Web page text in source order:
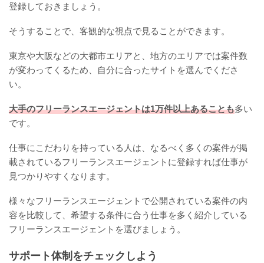
登録しておきましょう。
そうすることで、客観的な視点で見ることができます。
東京や大阪などの大都市エリアと、地方のエリアでは案件数
が変わってくるため、自分に合ったサイトを選んでくださ
い。
大手のフリーランスエージェントは1万件以上あることも多い
です。
仕事にこだわりを持っている人は、なるべく多くの案件が掲
載されているフリーランスエージェントに登録すれば仕事が
見つかりやすくなります。
様々なフリーランスエージェントで公開されている案件の内
容を比較して、希望する条件に合う仕事を多く紹介している
フリーランスエージェントを選びましょう。
サポート体制をチェックしよう